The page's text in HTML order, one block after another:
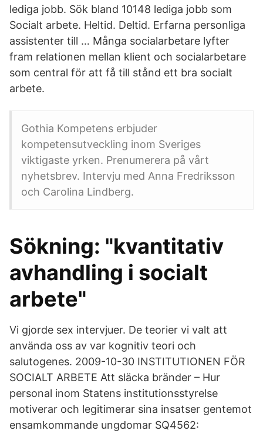
lediga jobb. Sök bland 10148 lediga jobb som
Socialt arbete. Heltid. Deltid. Erfarna personliga
assistenter till … Många socialarbetare lyfter
fram relationen mellan klient och socialarbetare
som central för att få till stånd ett bra socialt
arbete.
Gothia Kompetens erbjuder
kompetensutveckling inom Sveriges
viktigaste yrken. Prenumerera på vårt
nyhetsbrev. Intervju med Anna Fredriksson
och Carolina Lindberg.
Sökning: "kvantitativ
avhandling i socialt
arbete"
Vi gjorde sex intervjuer. De teorier vi valt att
använda oss av var kognitiv teori och
salutogenes. 2009-10-30 INSTITUTIONEN FÖR
SOCIALT ARBETE Att släcka bränder – Hur
personal inom Statens institutionsstyrelse
motiverar och legitimerar sina insatser gentemot
ensamkommande ungdomar SQ4562: